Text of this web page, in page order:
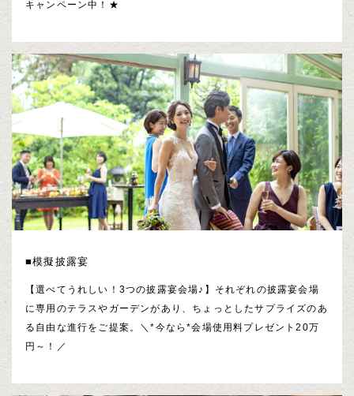
キャンペーン中！★
■模擬披露宴
【選べてうれしい！3つの披露宴会場♪】それぞれの披露宴会場
に専用のテラスやガーデンがあり、ちょっとしたサプライズのあ
る自由な進行をご提案。＼*今なら*会場使用料プレゼント20万
円～！／